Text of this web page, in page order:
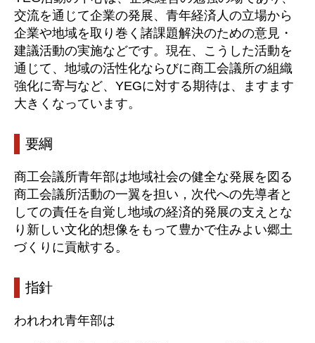
交流を通じて企業の発展、青年経済人の立場から
企業や地域を取り巻く諸課題解決のための意見・
建議活動の実施などです。現在、こうした活動を
通じて、地域の活性化ならびに商工会議所の組織
強化に寄与など、YEGに対する期待は、ますます
大きくなっています。
要綱
商工会議所青年部は地域社会の健全な発展を図る
商工会議所活動の一翼を担い，次代への先導者と
しての責任を自覚し地域の経済的発展の支えとな
り新しい文化的想像をもって豊かで住みよい郷土
づくりに貢献する。
指針
われわれ青年部は